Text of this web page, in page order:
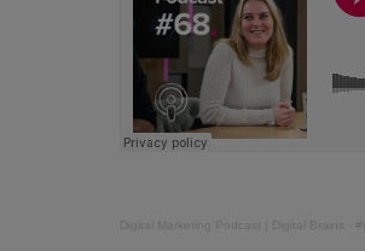
Digital Marketing Podcast | Digital Brains ·